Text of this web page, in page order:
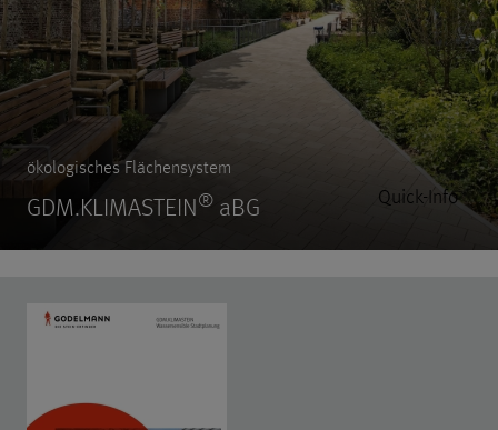
ökologisches Flächensystem
GDM.KLIMASTEIN® aBG Quick-Info